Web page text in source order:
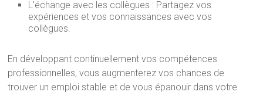
L’échange avec les collègues : Partagez vos
expériences et vos connaissances avec vos
collègues.
En développant continuellement vos compétences
professionnelles, vous augmenterez vos chances de
trouver un emploi stable et de vous épanouir dans votre